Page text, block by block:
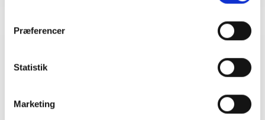
Præferencer
Statistik
Marketing
Relateret indhold Viden
Nye krav om fjernaflæste målere – alle